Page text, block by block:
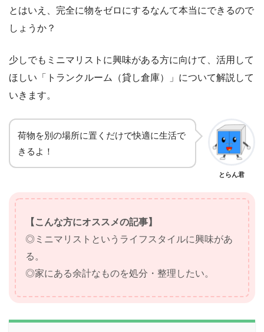
とはいえ、完全に物をゼロにするなんて本当にできるので
しょうか？
少しでもミニマリストに興味がある方に向けて、活用して
ほしい「トランクルーム（貸し倉庫）」について解説して
いきます。
荷物を別の場所に置くだけで快適に生活で
きるよ！
とらん君
【こんな方にオススメの記事】
◎ミニマリストというライフスタイルに興味があ
る。
◎家にある余計なものを処分・整理したい。